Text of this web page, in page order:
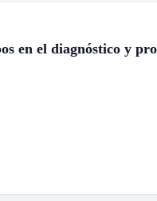
en el diagnóstico y